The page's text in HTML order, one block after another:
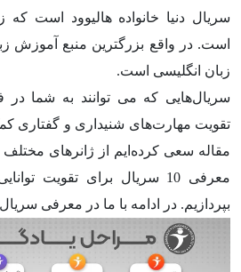
سریال دنیا خانواده هالیوود است که
است. در واقع بزرگترین منبع آموزش
زبان انگلیسی است.
سریال‌هایی که می توانند به شما در
تقویت مهارت‌های شنیداری و گفتاری
مقاله سعی کرده‌ایم از ژانرهای مختلف
معرفی 10 سریال برای تقویت
بپردازیم. در ادامه با ما در معرفی